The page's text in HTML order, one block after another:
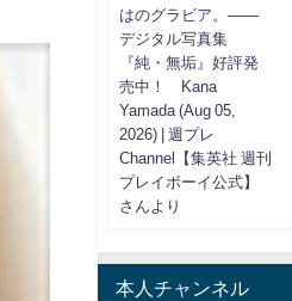
はのグラビア。――
デジタル写真集
『純・無垢』好評発
売中！ Kana
Yamada (Aug 05,
2026) | 週プレ
Channel【集英社 週刊
プレイボーイ公式】
さんより
本人チャンネル